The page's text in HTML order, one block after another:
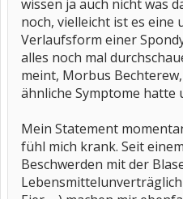
wissen ja auch nicht was
noch, vielleicht ist es eine
Verlaufsform einer
alles noch mal
meint, Morbus
ähnliche Symptome hatte
Mein Statement
fühl mich krank. Seit
Beschwerden mit der